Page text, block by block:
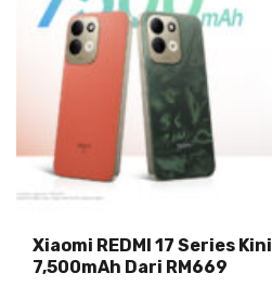
Xiaomi REDMI 17 Series
7,500mAh Dari RM669